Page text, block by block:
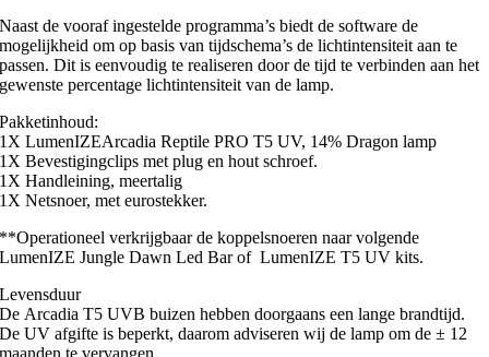
Naast de vooraf ingestelde programma’s biedt de software de
mogelijkheid om op basis van tijdschema’s de lichtintensiteit aan te
passen. Dit is eenvoudig te realiseren door de tijd te verbinden aan het
gewenste percentage lichtintensiteit van de lamp.
Pakketinhoud:
1X LumenIZEArcadia Reptile PRO T5 UV, 14% Dragon lamp
1X Bevestigingclips met plug en hout schroef.
1X Handleining, meertalig
1X Netsnoer, met eurostekker.
**Operationeel verkrijgbaar de koppelsnoeren naar volgende
LumenIZE Jungle Dawn Led Bar of LumenIZE T5 UV kits.
Levensduur
De Arcadia T5 UVB buizen hebben doorgaans een lange brandtijd.
De UV afgifte is beperkt, daarom adviseren wij de lamp om de ± 12
maanden te vervangen.